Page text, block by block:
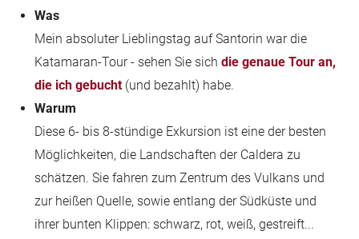
Was
Mein absoluter Lieblingstag auf Santorin war die
Katamaran-Tour - sehen Sie sichdie genaue Tour an,
die ich gebucht (und bezahlt) habe.
Warum
Diese 6- bis 8-stündige Exkursion ist eine der besten
Möglichkeiten, die Landschaften der Caldera zu
schätzen. Sie fahren zum Zentrum des Vulkans und
zur heißen Quelle, sowie entlang der Südküste und
ihrer bunten Klippen: schwarz, rot, weiß, gestreift...